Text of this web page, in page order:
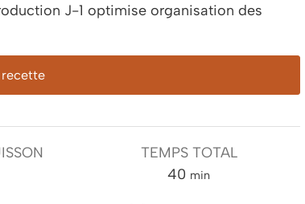
J-1 optimise organisation des
TEMPS TOTAL
40 minutes
min